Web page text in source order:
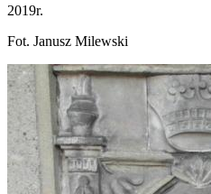
2019r.
Fot. Janusz Milewski